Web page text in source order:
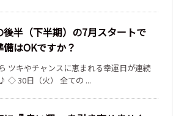
後半（下半期）の7月スタートで
備はOKですか？
ツキやチャンスに恵まれる幸運日が連続
◇ 30日（火） 全ての ...